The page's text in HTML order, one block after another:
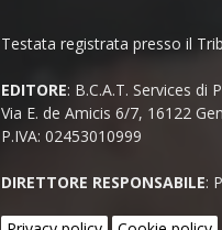
Testata registrata presso il
EDITORE: B.C.A.T. Services
Via E. de Amicis 6/7, 16122
P.IVA: 02453010999
DIRETTORE RESPONSABILE: